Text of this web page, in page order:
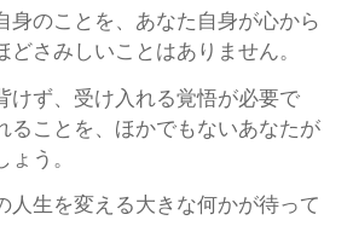
身のことを、あなた自身が心から
どさみしいことはありません。
けず、受け入れる覚悟が必要で
ることを、ほかでもないあなたが
ょう。
人生を変える大きな何かが待って